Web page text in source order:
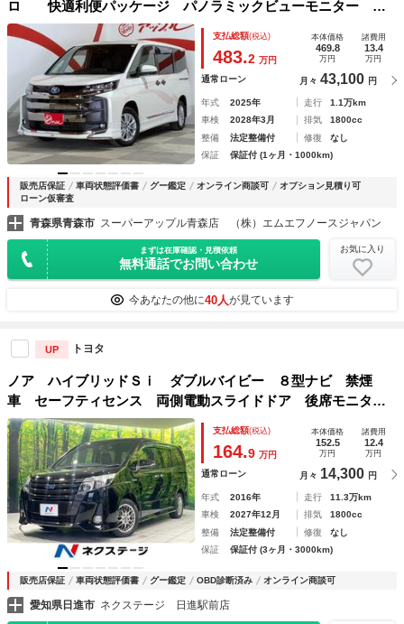
ロ 快適利便パッケージ パノラミックビューモニター 後
席フリップダウンモニター 純正ディスプレイオーディオ フ
ルセグＴＶ シート・ステアリングヒーター ＥＴＣ
支払総額(税込)
483.2 万円
本体価格
469.8
万円
諸費用
13.4
万円
通常ローン 月々 43,100 円
年式 2025年 走行
1.1万km
車検
2028年3月 排気
1800cc
整備
法定整備付 修復
なし
保証
保証付 (1ヶ月・1000km)
販売店保証 車両状態評価書 グー鑑定 オンライン商談可
オプション見積り可
ローン仮審査
青森県青森市 スーパーアップル青森店 （株）エムエフノースジャパン
まずは在庫確認・見積依頼
無料通話でお問い合わせ
お気に入り
今あなたの他に40人が見ています
UP トヨタ
ノア ハイブリッドＳｉ ダブルバイビー ８型ナビ 禁煙
車 セーフティセンス 両側電動スライドドア 後席モニタ
ー バックカメラ ＥＴＣ ドライブレコーダー Ｂｌｕｅｔ
ｏｏｔｈ接続 ＬＥＤヘッド 衝突安全ボディ 盗難防止シス
テム
支払総額(税込)
164.9 万円
本体価格
152.5
万円
諸費用
12.4
万円
通常ローン 月々 14,300 円
年式 2016年 走行
11.3万km
車検
2027年12月 排気
1800cc
整備
法定整備付 修復
なし
保証
保証付 (3ヶ月・3000km)
販売店保証 車両状態評価書 グー鑑定 OBD診断済み オンライン商談可
愛知県日進市 ネクステージ 日進駅前店